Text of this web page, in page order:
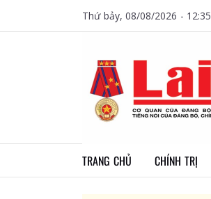
Thứ bảy, 08/08/2026 - 12:35
TRANG CHỦ CHÍNH TRỊ